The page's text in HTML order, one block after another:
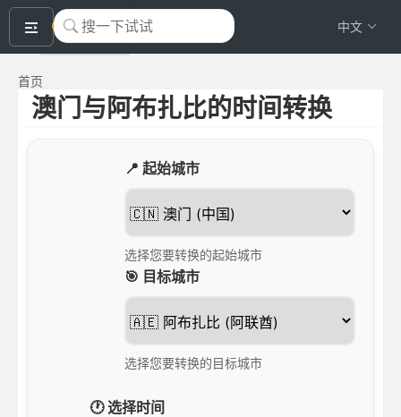
okeyTool 中文
首页
澳门与阿布扎比的时间转换
📍 起始城市
选择您要转换的起始城市
🎯 目标城市
选择您要转换的目标城市
🕐 选择时间